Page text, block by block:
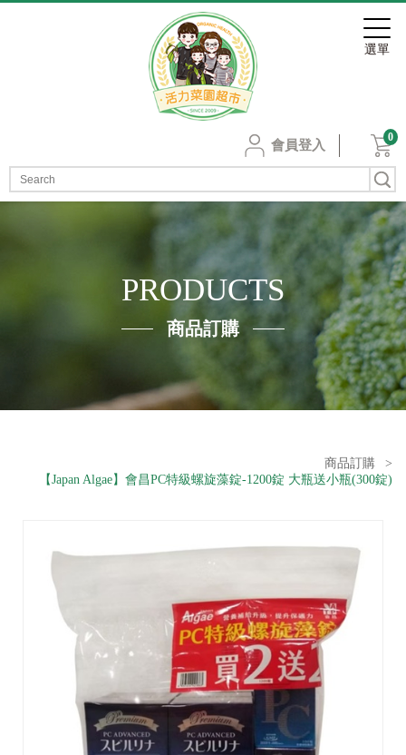
會員登入
0
PRODUCTS
商品訂購
商品訂購
>
【Japan Algae】會昌PC特級螺旋藻錠-1200錠 大瓶送小瓶(300錠)